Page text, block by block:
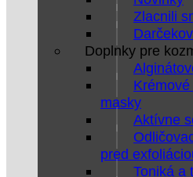
Zlacnili
Doplnky pre
masky
Aktívne
pred
Toniká a